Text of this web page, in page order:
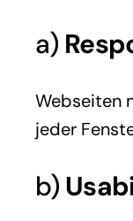
a)
Webseiten
jeder
b)